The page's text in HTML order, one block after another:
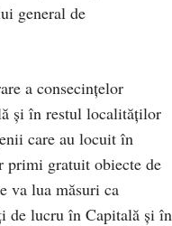
general de
a consecinţelor
şi în restul localităţilor
care au locuit în
primi gratuit obiecte de
va lua măsuri ca
de lucru în Capitală şi în